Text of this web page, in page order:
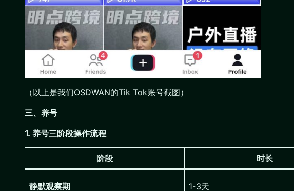
（以上是我们OSDWAN的Tik Tok账号截图）
三、养号
1. 养号三阶段操作流程
阶段 时长
静默观察期 1-3天